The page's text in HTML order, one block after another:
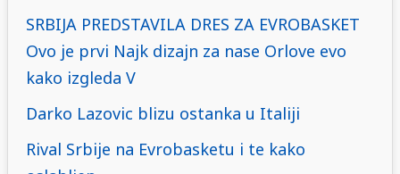
SRBIJA PREDSTAVILA DRES ZA EVROBASKET
Ovo je prvi Najk dizajn za nase Orlove evo
kako izgleda V
Darko Lazovic blizu ostanka u Italiji
Rival Srbije na Evrobasketu i te kako